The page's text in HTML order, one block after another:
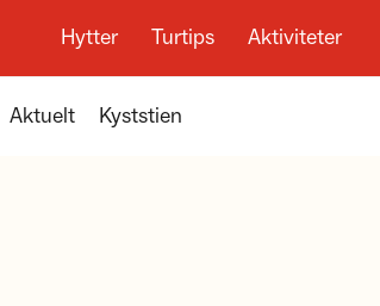
Hytter Turtips Aktiviteter
Aktuelt Kyststien